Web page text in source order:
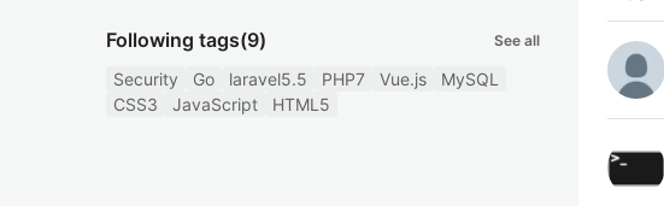
Following tags(9) See all
Security Go laravel5.5 PHP7 Vue.js
MySQL
CSS3
JavaScript HTML5